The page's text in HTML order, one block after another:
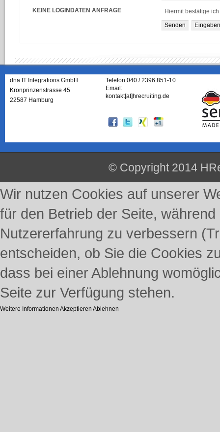
KEINE LOGINDATEN ANFRAGE Hiermit bestätige
dna IT Integrations GmbH
Kronprinzenstrasse 45
22587 Hamburg
Telefon 040 / 2396 851-10
Email:
kontakt[at]hrecruiting.de
© Copyright 2014
Wir nutzen Cookies auf unserer
für den Betrieb der Seite,
Nutzererfahrung zu verbessern
entscheiden, ob Sie die Cookies
dass bei einer Ablehnung
Seite zur Verfügung stehen.
Weitere Informationen Akzeptieren Ablehnen